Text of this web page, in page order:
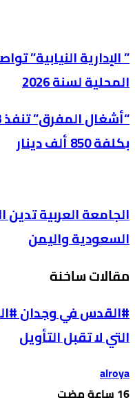
” الإدارية النيابية”
المحلية لسنة 2026
بكلفة 850 ألف دينار
الجامعة العربية
السعودية واليمن
مقالات ساخنة
#القدس في وجدان
التي لا تقبل التأويل
alroya